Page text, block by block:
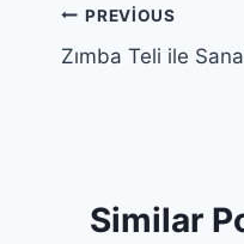
Yazı
gezinmesi
PREVIOUS
Zımba Teli ile
Similar